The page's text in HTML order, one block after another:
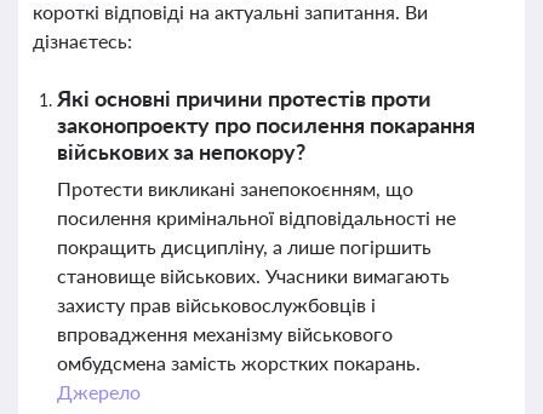
короткі відповіді на актуальні запитання. Ви
дізнаєтесь:
Які основні причини протестів проти
законопроекту про посилення покарання
військових за непокору?
Протести викликані занепокоєнням, що
посилення кримінальної відповідальності не
покращить дисципліну, а лише погіршить
становище військових. Учасники вимагають
захисту прав військовослужбовців і
впровадження механізму військового
омбудсмена замість жорстких покарань.
Джерело